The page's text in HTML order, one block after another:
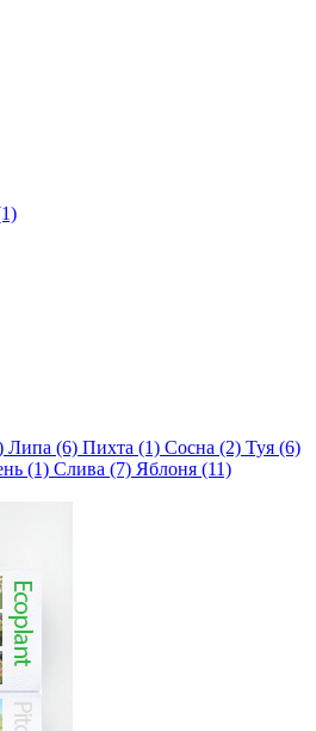
Липа (6) Пихта (1) Сосна (2) Туя (6)
(1) Слива (7) Яблоня (11)